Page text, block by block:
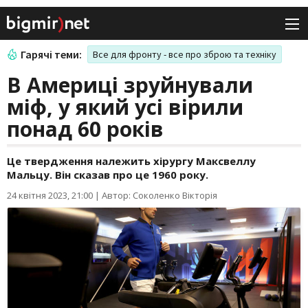
Гарячі теми: Все для фронту - все про зброю та техніку
В Америці зруйнували
міф, у який усі вірили
понад 60 років
Це твердження належить хірургу Максвеллу
Мальцу. Він сказав про це 1960 року.
24 квітня 2023, 21:00 | Автор: Соколенко Вікторія